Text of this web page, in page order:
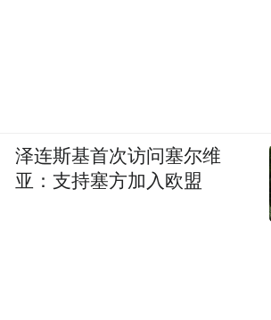
泽连斯基首次访问塞尔维
亚：支持塞方加入欧盟